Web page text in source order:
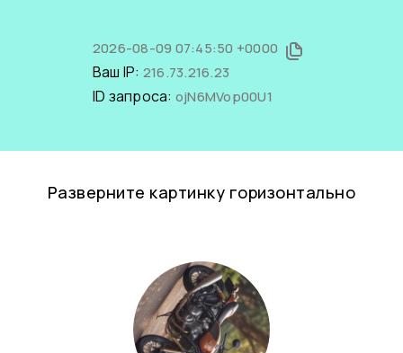
2026-08-09 07:45:50 +0000
Ваш IP: 216.73.216.23
ID запроса: ojN6MVop00U1
Разверните картинку горизонтально